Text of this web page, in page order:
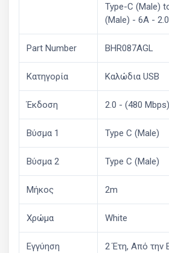
Type-C (Male)
(Male) - 6A -
Part Number BHR087AGL
Κατηγορία Καλώδια USB
Έκδοση 2.0 - (480 Mbps)
Βύσμα 1 Type C (Male)
Βύσμα 2 Type C (Male)
Μήκος 2m
Χρώμα White
Εγγύηση
2 Έτη, Από την